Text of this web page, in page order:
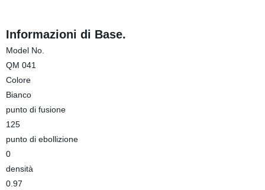
Informazioni di Base.
Model No.
QM 041
Colore
Bianco
punto di fusione
125
punto di ebollizione
0
densità
0.97